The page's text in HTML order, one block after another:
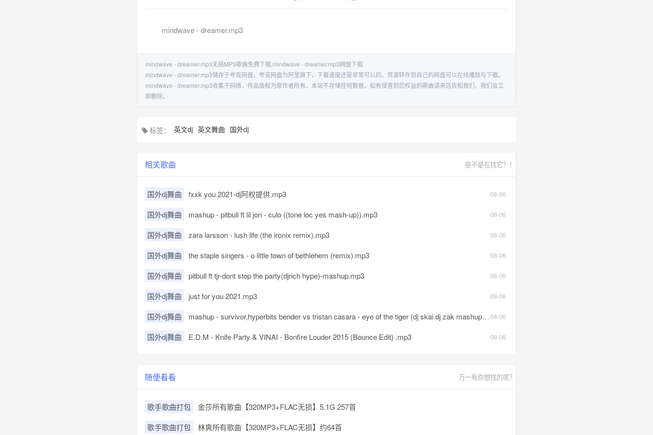
mindwave - dreamer.mp3
mindwave - dreamer.mp3无损MP3歌曲免费下载,mindwave - dreamer.mp3网盘下载
mindwave - dreamer.mp3储存于夸克网盘，夸克网盘为阿里旗下，下载速度还是非常可以的。资源转存到自己的网盘可以在线播放与下载。
mindwave - dreamer.mp3收集于网络，作品版权为原作者所有。本站不存储任何数据，如有侵害到您权益的歌曲请来信告知我们，我们会立
即删除。
标签： 英文dj 英文舞曲 国外dj
相关歌曲 是不是在找它？！
08-06
国外dj舞曲 fxxk you 2021-dj阿权提供.mp3
08-06
国外dj舞曲 mashup - pitbull ft lil jon - culo ((tone loc yes mash-up)).mp3
08-06
国外dj舞曲 zara larsson - lush life (the ironix remix).mp3
08-06
国外dj舞曲 the staple singers - o little town of bethlehem (remix).mp3
08-06
国外dj舞曲 pitbull ft tjr-dont stop the party(djrich hype)-mashup.mp3
08-06
国外dj舞曲 just for you 2021.mp3
08-06
国外dj舞曲 mashup - survivor,hyperbits bender vs tristan casara - eye of the tiger (dj skai dj zak mashup).mp3
08-06
国外dj舞曲 E.D.M - Knife Party & VINAI - Bonfire Louder 2015 (Bounce Edit) .mp3
随便看看 万一有你想找的呢？
歌手歌曲打包
金莎所有歌曲【320MP3+FLAC无损】5.1G 257首
歌手歌曲打包
林爽所有歌曲【320MP3+FLAC无损】约64首